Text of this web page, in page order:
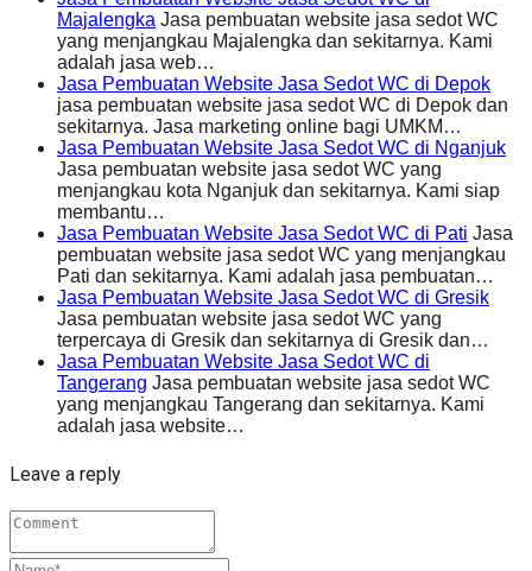
Majalengka Jasa pembuatan website jasa sedot WC
yang menjangkau Majalengka dan sekitarnya. Kami
adalah jasa web…
Jasa Pembuatan Website Jasa Sedot WC di Depok
jasa pembuatan website jasa sedot WC di Depok dan
sekitarnya. Jasa marketing online bagi UMKM…
Jasa Pembuatan Website Jasa Sedot WC di Nganjuk
Jasa pembuatan website jasa sedot WC yang
menjangkau kota Nganjuk dan sekitarnya. Kami siap
membantu…
Jasa Pembuatan Website Jasa Sedot WC di Pati Jasa
pembuatan website jasa sedot WC yang menjangkau
Pati dan sekitarnya. Kami adalah jasa pembuatan…
Jasa Pembuatan Website Jasa Sedot WC di Gresik
Jasa pembuatan website jasa sedot WC yang
terpercaya di Gresik dan sekitarnya di Gresik dan…
Jasa Pembuatan Website Jasa Sedot WC di
Tangerang Jasa pembuatan website jasa sedot WC
yang menjangkau Tangerang dan sekitarnya. Kami
adalah jasa website…
Leave a reply